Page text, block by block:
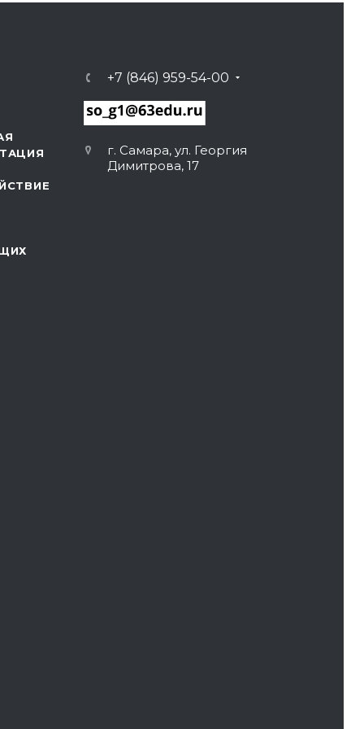
+7 (846) 959-54-00
г. Самара, ул. Георгия
Димитрова, 17